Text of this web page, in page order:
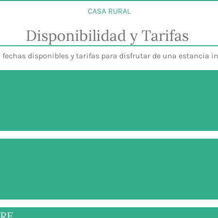
CASA RURAL
Disponibilidad y Tarifas
fechas disponibles y tarifas para disfrutar de una estancia